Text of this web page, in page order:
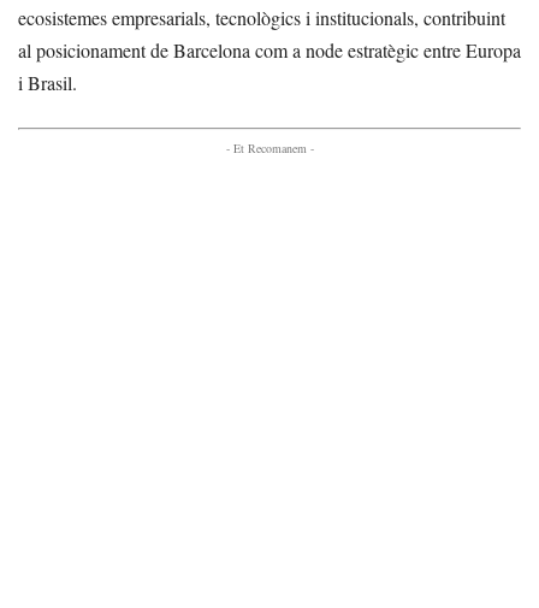
ecosistemes empresarials, tecnològics i institucionals, contribuint
al posicionament de Barcelona com a node estratègic entre Europa
i Brasil.
- Et Recomanem -